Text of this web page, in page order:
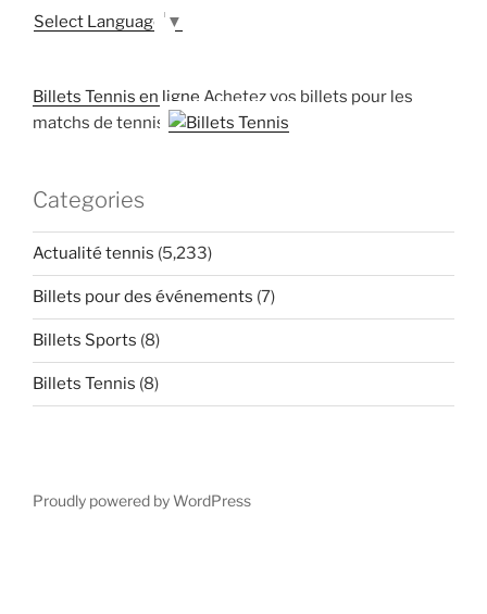
Select Language ▼
Billets Tennis en ligne Achetez vos billets pour les
matchs de tennis
Categories
Actualité tennis (5,233)
Billets pour des événements (7)
Billets Sports (8)
Billets Tennis (8)
Proudly powered by WordPress